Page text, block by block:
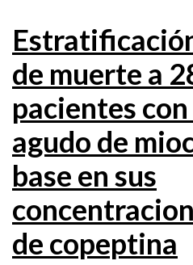
de muerte a
pacientes
agudo de
base en sus
de copeptina